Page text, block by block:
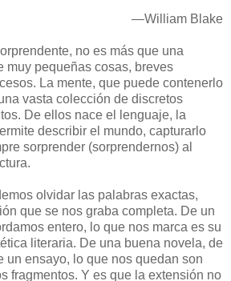
—William Blake
no es más que una
muy pequeñas cosas, breves
La mente, que puede contenerlo
vasta colección de discretos
De ellos nace el lenguaje, la
describir el mundo, capturarlo
sorprender (sorprendernos) al
olvidar las palabras exactas,
que se nos graba completa. De un
entero, lo que nos marca es su
literaria. De una buena novela, de
un ensayo, lo que nos quedan son
fragmentos. Y es que la extensión no